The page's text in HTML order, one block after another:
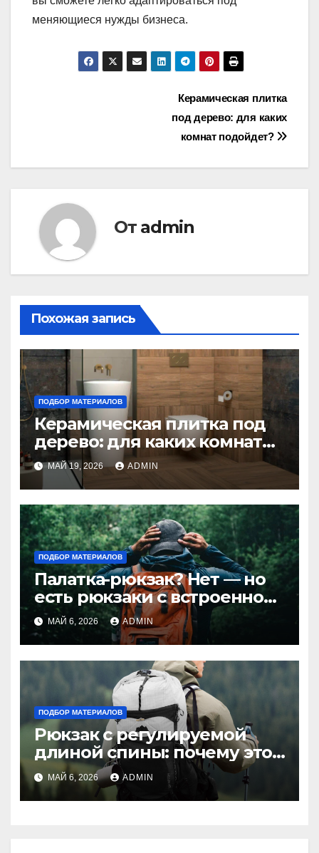
меняющиеся нужды бизнеса.
записям
Керамическая плитка
под дерево: для каких
комнат подойдет?
От admin
Похожая запись
ПОДБОР МАТЕРИАЛОВ
Керамическая плитка под
дерево: для каких комнат
подойдет?
МАЙ 19, 2026 ADMIN
ПОДБОР МАТЕРИАЛОВ
Палатка-рюкзак? Нет — но
есть рюкзаки с встроенной
палаткой: стоит ли
покупать?
МАЙ 6, 2026 ADMIN
ПОДБОР МАТЕРИАЛОВ
Рюкзак с регулируемой
длиной спины: почему это
важно, если вы не
«среднего роста»
МАЙ 6, 2026 ADMIN